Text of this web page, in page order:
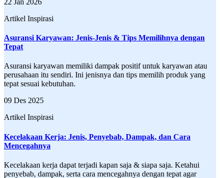
Artikel Inspirasi
Asuransi Karyawan: Jenis-Jenis & Tips Memilihnya dengan
Tepat
Asuransi karyawan memiliki dampak positif untuk karyawan atau
perusahaan itu sendiri. Ini jenisnya dan tips memilih produk yang
tepat sesuai kebutuhan.
09 Des 2025
Artikel Inspirasi
Kecelakaan Kerja: Jenis, Penyebab, Dampak, dan Cara
Mencegahnya
Kecelakaan kerja dapat terjadi kapan saja & siapa saja. Ketahui
penyebab, dampak, serta cara mencegahnya dengan tepat agar